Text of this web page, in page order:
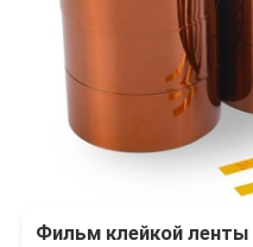
Фильм клейкой ленты